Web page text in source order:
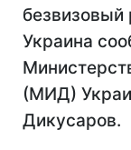
Украина
(МИД)
Дикусаров.